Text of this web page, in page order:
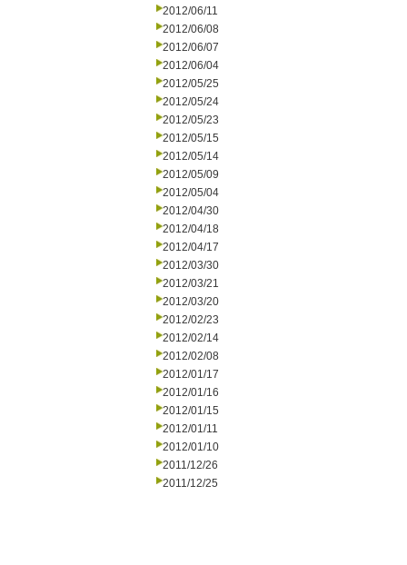
2012/06/11
2012/06/08
2012/06/07
2012/06/04
2012/05/25
2012/05/24
2012/05/23
2012/05/15
2012/05/14
2012/05/09
2012/05/04
2012/04/30
2012/04/18
2012/04/17
2012/03/30
2012/03/21
2012/03/20
2012/02/23
2012/02/14
2012/02/08
2012/01/17
2012/01/16
2012/01/15
2012/01/11
2012/01/10
2011/12/26
2011/12/25